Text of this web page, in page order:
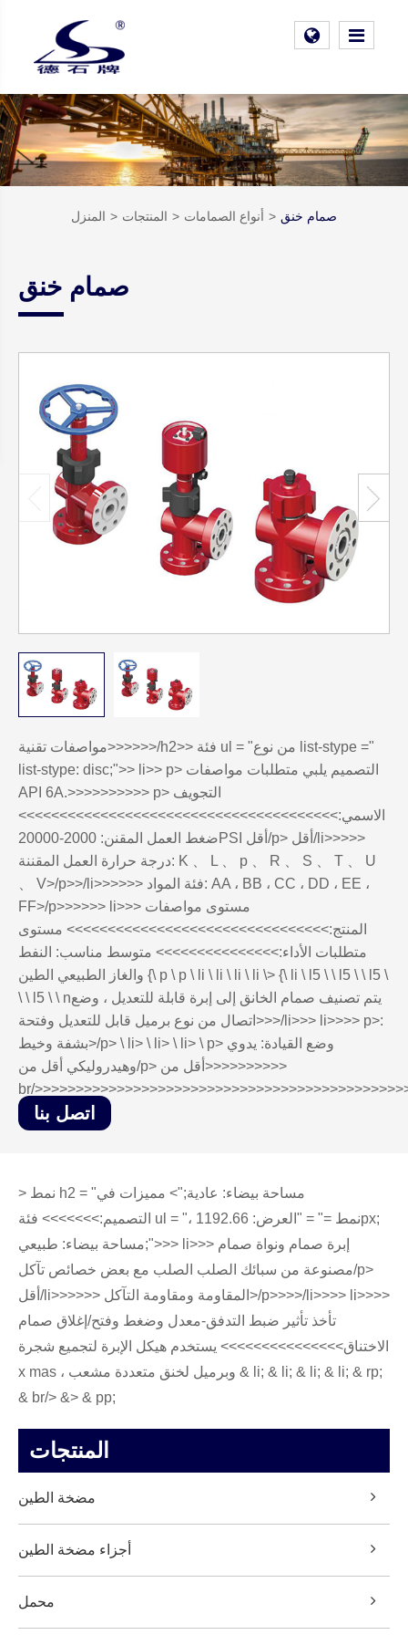
المنزل المنتجات أنواع الصمامات صمام خنق
صمام خنق
مواصفات تقنية>>>>>>/h2>> فئة ul = "من نوع list-stype ="
list-stype: disc;">> li>> p> التصميم يلبي متطلبات مواصفات
API 6A.>>>>>>>>>> p> التجويف
الاسمي:>>>>>>>>>>>>>>>>>>>>>>>>>>>>>>>>>>>>>>>
ضغط العمل المقنن: 2000-20000PSI أقل/p> أقل/li>>>>>
درجة حرارة العمل المقننة: K 、 L 、 p 、 R 、 S 、 T 、 U
、 V>/p>>/li>>>>>> فئة المواد: AA ، BB ، CC ، DD ، EE ،
FF>/p>>>>>> li>>> مستوى مواصفات
المنتج:>>>>>>>>>>>>>>>>>>>>>>>>>>>>>>>> مستوى
متطلبات الأداء:>>>>>>>>>>>>>>> متوسط مناسب: النفط
والغاز الطبيعي الطين {\ p \ p \ li \ li \ li \ li \> {\ li \ l5 \ \ l5 \ \ l5 \
\ \ l5 \ \ nيتم تصنيف صمام الخانق إلى إبرة قابلة للتعديل ، وضع
اتصال من نوع برميل قابل للتعديل وفتحة>>>/li>>> li>>>> p>:
بشفة وخيط>/p> \ li> \ li> \ li> \ p> وضع القيادة: يدوي
وهيدروليكي أقل من/p> أقل من>>>>>>>>>>
br/
اتصل بنا
> نمط h2 = "مساحة بيضاء: عادية;"> مميزات في
التصميم:>>>>>>> فئة ul = "، نمط =" = "العرض: 1192.66px;
مساحة بيضاء: طبيعي;">>> li>>> إبرة صمام ونواة صمام
مصنوعة من سبائك الصلب الصلب مع بعض خصائص تآكل/p>
أقل/li>>>>>> المقاومة ومقاومة التآكل>/p>>>>/li>>>> li>>>>
تأخذ تأثير ضبط التدفق-معدل وضغط وفتح/إغلاق صمام
الاختناق>>>>>>>>>>>>>>> يستخدم هيكل الإبرة لتجميع شجرة
x mas ، وبرميل لخنق متعددة مشعب & li; & li; & li; & li; & rp;
& br/> &> & pp;
المنتجات
مضخة الطين
أجزاء مضخة الطين
محمل